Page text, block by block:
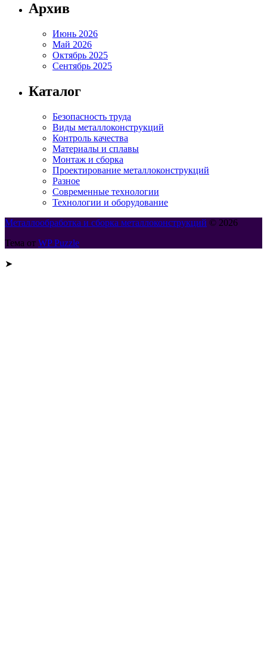
Архив
Июнь 2026
Май 2026
Октябрь 2025
Сентябрь 2025
Каталог
Безопасность труда
Виды металлоконструкций
Контроль качества
Материалы и сплавы
Монтаж и сборка
Проектирование металлоконструкций
Разное
Современные технологии
Технологии и оборудование
Металлообработка и сборка металлоконструкций © 2026
Тема от WP Puzzle
➤